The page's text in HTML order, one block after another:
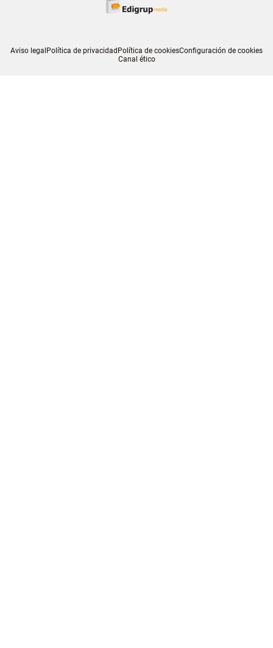
Aviso legalPolítica de privacidadPolítica de cookiesConfiguración de cookies
Canal ético